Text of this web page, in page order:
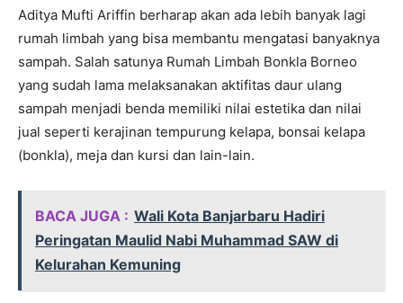
Aditya Mufti Ariffin berharap akan ada lebih banyak lagi
rumah limbah yang bisa membantu mengatasi banyaknya
sampah. Salah satunya Rumah Limbah Bonkla Borneo
yang sudah lama melaksanakan aktifitas daur ulang
sampah menjadi benda memiliki nilai estetika dan nilai
jual seperti kerajinan tempurung kelapa, bonsai kelapa
(bonkla), meja dan kursi dan lain-lain.
BACA JUGA : Wali Kota Banjarbaru Hadiri
Peringatan Maulid Nabi Muhammad SAW di
Kelurahan Kemuning